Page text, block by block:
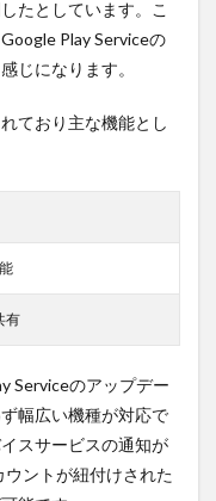
たとしています。こ
Play Serviceの
じになります。
ており主な機能とし
有
Serviceのアップデー
幅広い機種が対応で
スサービスの通知が
ントが紐付けされた